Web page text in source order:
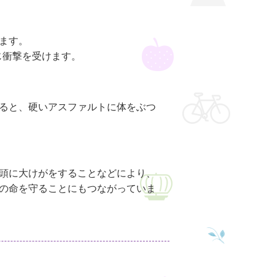
す。
撃を受けます。
と、硬いアスファルトに体をぶつ
に大けがをすることなどにより、
命を守ることにもつながっていま